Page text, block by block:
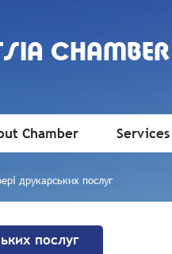
Chamber Services
друкарських послуг
послуг